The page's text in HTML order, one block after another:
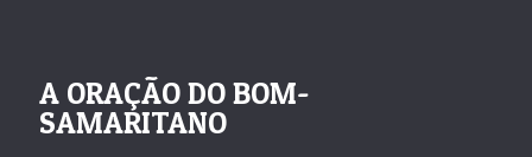
A ORAÇÃO DO BOM-
SAMARITANO